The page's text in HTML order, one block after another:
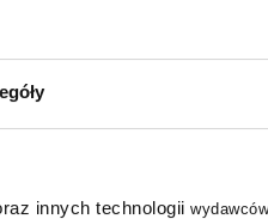
innych technologii wydawców